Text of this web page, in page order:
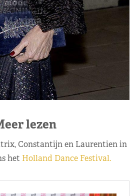
lezen
Constantijn en Laurentien in
het Holland Dance Festival.